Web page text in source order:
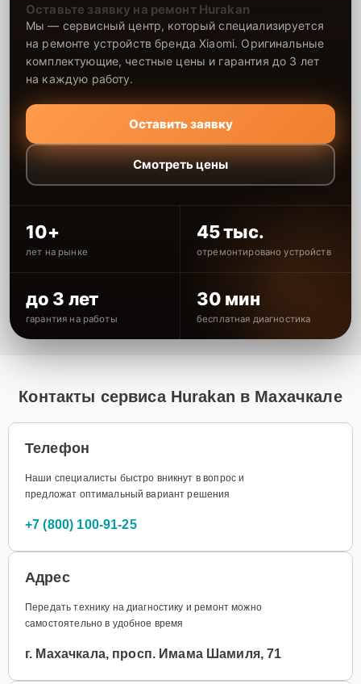
Оставьте заявку на ремонт Hurakan
Мы — сервисный центр, который специализируется
на ремонте устройств бренда Xiaomi. Оригинальные
комплектующие, честные цены и гарантия до 3 лет
на каждую работу.
Оставить заявку
Смотреть цены
10+
лет на рынке
45 тыс.
отремонтировано устройств
до 3 лет
гарантия на работы
30 мин
бесплатная диагностика
Контакты сервиса Hurakan в Махачкале
Телефон
Наши специалисты быстро вникнут в вопрос и
предложат оптимальный вариант решения
+7 (800) 100-91-25
Адрес
Передать технику на диагностику и ремонт можно
самостоятельно в удобное время
г. Махачкала, просп. Имама Шамиля, 71